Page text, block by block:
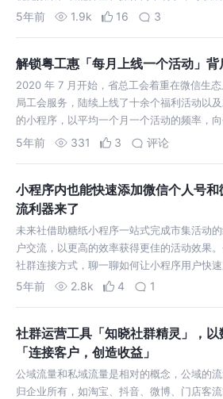
能使用的工具。
5年前 1.9k 16 3
解锁粤工惠「每月上线一个活动」
2020 年 7 月开始，省总工会着重在微信生
局工会服务，陆续上线了十余个福利活动以
的小程序，以平均一个月一个活动的频率，
发放福利，其背后的技术力量，取决于三个关
5年前 331 3 评论
小程序内也能快速添加微信个人号和
流利器来了
未来社借助糖纸小程序一站式完成市集活动
户交流，以更高的效率获得更佳的活动效果
社群连接方式，聊一聊如何让小程序用户快
用户运营。
5年前 2.8k 4 1
社群运营工具「知晓社群精灵」，
「连接客户，创造收益」
公域流量和私域流量是相对的概念，公域的
归企业所有，如淘宝、抖音、微博、门店客流